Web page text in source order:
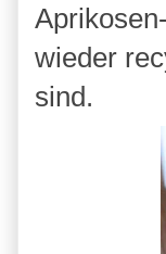
wieder
sind.